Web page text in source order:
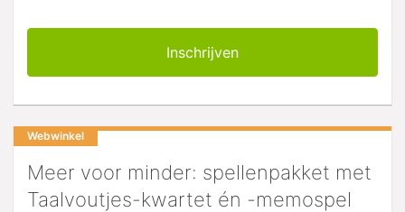
Webwinkel
Meer voor minder: spellenpakket met
Taalvoutjes-kwartet én -memospel